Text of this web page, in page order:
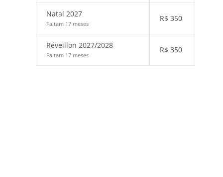
Natal 2027
Faltam 17 meses
R$ 350
Réveillon 2027/2028
Faltam 17 meses
R$ 350